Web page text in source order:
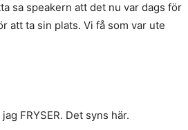
sa speakern att det nu var dags för
att ta sin plats. Vi få som var ute
FRYSER. Det syns här.